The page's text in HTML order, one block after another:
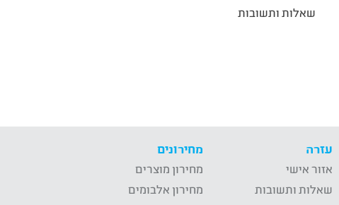
שאלות ותשובות
עזרה
אזור אישי
שאלות ותשובות
מחירונים
מחירון מוצרים
מחירון אלבומים